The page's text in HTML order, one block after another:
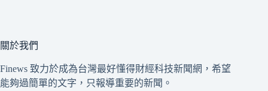
關於我們
Finews 致力於成為台灣最好懂得財經科技新聞網，希望
能夠過簡單的文字，只報導重要的新聞。